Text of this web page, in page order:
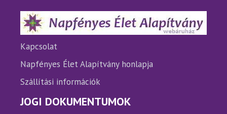
Kapcsolat
Napfényes Élet Alapítvány honlapja
Szállítási információk
JOGI DOKUMENTUMOK